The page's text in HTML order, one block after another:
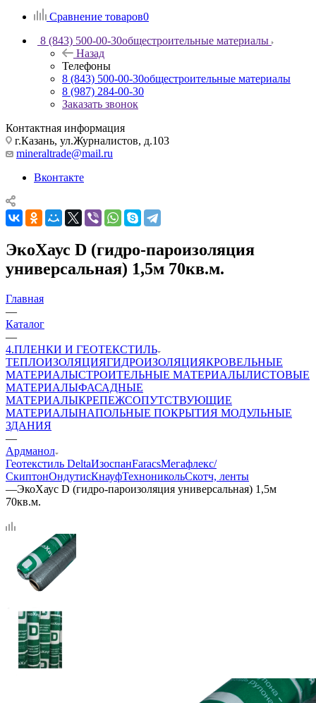
Сравнение товаров0
8 (843) 500-00-30общестроительные материалы
Назад
Телефоны
8 (843) 500-00-30общестроительные материалы
8 (987) 284-00-30
Заказать звонок
Контактная информация
г.Казань, ул.Журналистов, д.103
mineraltrade@mail.ru
Вконтакте
ЭкоХаус D (гидро-пароизоляция
универсальная) 1,5м 70кв.м.
Главная
—
Каталог
—
4.ПЛЕНКИ И ГЕОТЕКСТИЛЬ
ТЕПЛОИЗОЛЯЦИЯГИДРОИЗОЛЯЦИЯКРОВЕЛЬНЫЕ
МАТЕРИАЛЫСТРОИТЕЛЬНЫЕ МАТЕРИАЛЫЛИСТОВЫЕ
МАТЕРИАЛЫФАСАДНЫЕ
МАТЕРИАЛЫКРЕПЕЖСОПУТСТВУЮЩИЕ
МАТЕРИАЛЫНАПОЛЬНЫЕ ПОКРЫТИЯ МОДУЛЬНЫЕ
ЗДАНИЯ
—
Ардманол
Геотекстиль DeltaИзоспанFaracsМегафлекс/
СкиптонОндутисКнауфТехноникольСкотч, ленты
—ЭкоХаус D (гидро-пароизоляция универсальная) 1,5м
70кв.м.